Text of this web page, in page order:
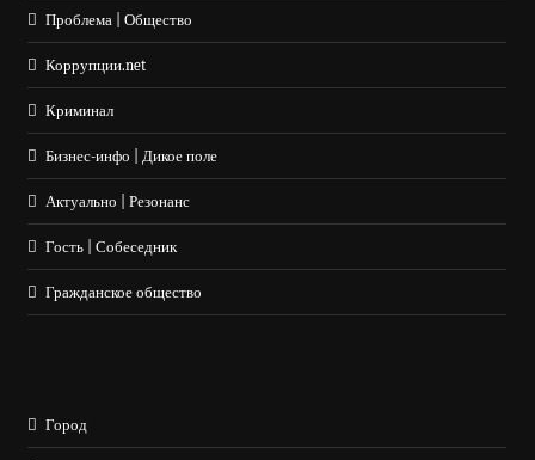
Проблема | Общество
Коррупции.net
Криминал
Бизнес-инфо | Дикое поле
Актуально | Резонанс
Гость | Собеседник
Гражданское общество
Город